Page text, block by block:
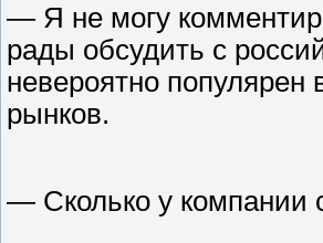
— Я не могу
рады обсудить с
невероятно
рынков.
— Сколько у компании